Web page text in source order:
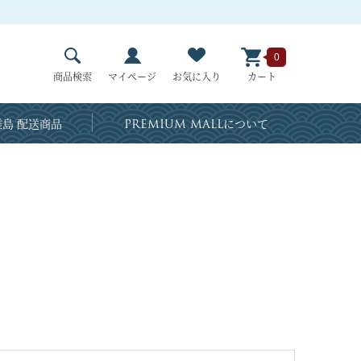
商品検索 マイページ お気に入り カート
0
配送商品 PREMIUM MALLについて